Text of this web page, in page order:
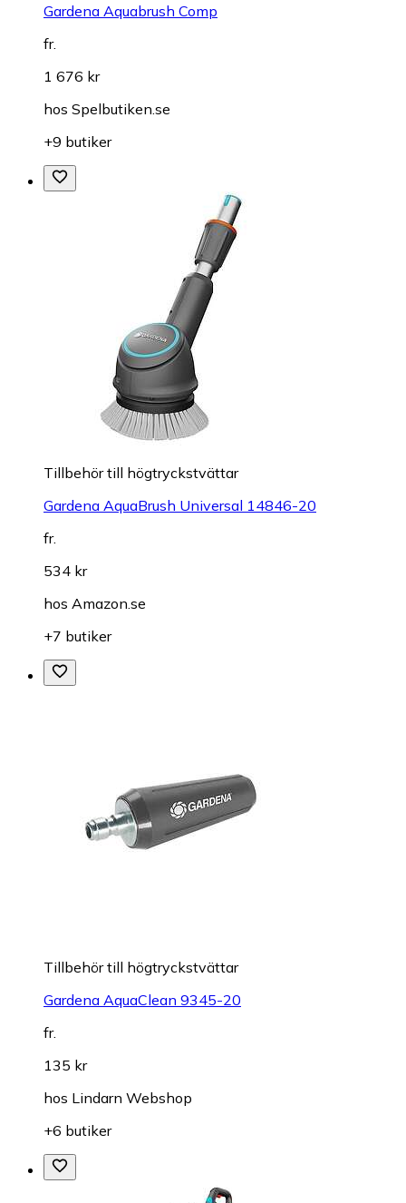
Gardena Aquabrush Comp
fr.
1 676 kr
hos Spelbutiken.se
+9 butiker
Tillbehör till högtryckstvättar
Gardena AquaBrush Universal 14846-20
fr.
534 kr
hos Amazon.se
+7 butiker
Tillbehör till högtryckstvättar
Gardena AquaClean 9345-20
fr.
135 kr
hos Lindarn Webshop
+6 butiker